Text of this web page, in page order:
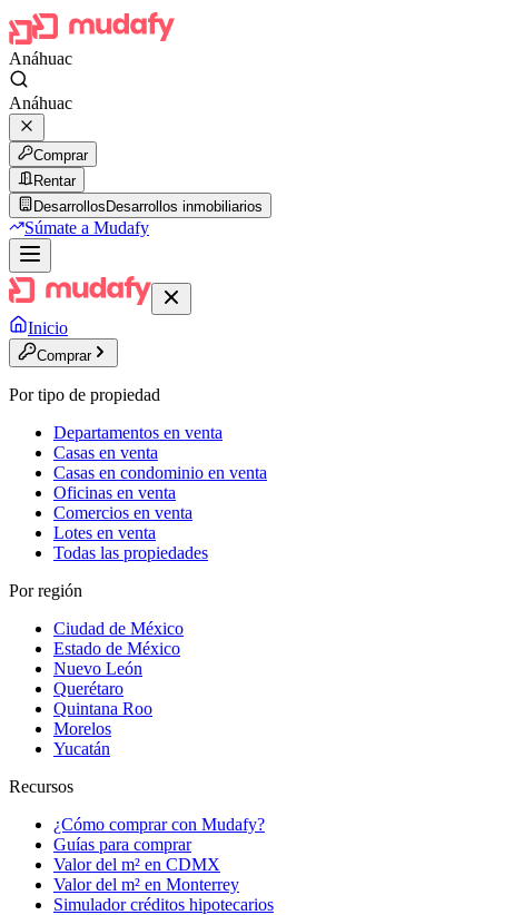
Anáhuac
Anáhuac
Comprar
Rentar
Desarrollos Desarrollos inmobiliarios
Súmate a Mudafy
Inicio
Comprar
Por tipo de propiedad
Departamentos en venta
Casas en venta
Casas en condominio en venta
Oficinas en venta
Comercios en venta
Lotes en venta
Todas las propiedades
Por región
Ciudad de México
Estado de México
Nuevo León
Querétaro
Quintana Roo
Morelos
Yucatán
Recursos
¿Cómo comprar con Mudafy?
Guías para comprar
Valor del m² en CDMX
Valor del m² en Monterrey
Simulador créditos hipotecarios